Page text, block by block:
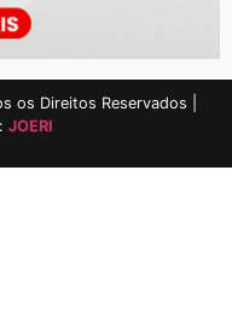
os Direitos Reservados |
JOERI